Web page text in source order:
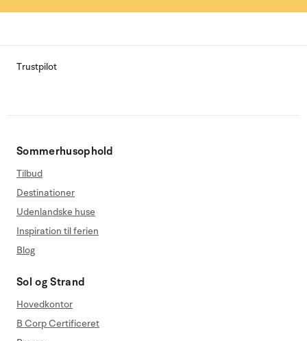
Trustpilot
Sommerhusophold
Tilbud
Destinationer
Udenlandske huse
Inspiration til ferien
Blog
Sol og Strand
Hovedkontor
B Corp Certificeret